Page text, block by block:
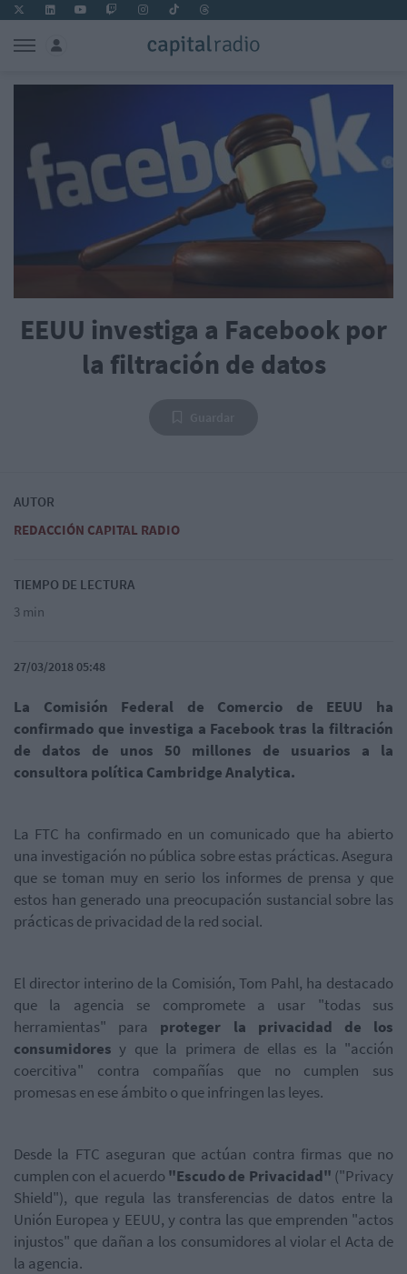
EEUU investiga a Facebook por
la filtración de datos
AUTOR
REDACCIÓN CAPITAL RADIO
TIEMPO DE LECTURA
3 min
27/03/2018 05:48
La Comisión Federal de Comercio de EEUU ha
confirmado que investiga a Facebook tras la filtración
de datos de unos 50 millones de usuarios a la
consultora política Cambridge Analytica.
La FTC ha confirmado en un comunicado que ha abierto
una investigación no pública sobre estas prácticas. Asegura
que se toman muy en serio los informes de prensa y que
estos han generado una preocupación sustancial sobre las
prácticas de privacidad de la red social.
El director interino de la Comisión, Tom Pahl, ha destacado
que la agencia se compromete a usar "todas sus
herramientas" para proteger la privacidad de los
consumidores y que la primera de ellas es la "acción
coercitiva" contra compañías que no cumplen sus
promesas en ese ámbito o que infringen las leyes.
Desde la FTC aseguran que actúan contra firmas que no
cumplen con el acuerdo "Escudo de Privacidad" ("Privacy
Shield"), que regula las transferencias de datos entre la
Unión Europea y EEUU, y contra las que emprenden "actos
injustos" que dañan a los consumidores al violar el Acta de
la agencia.